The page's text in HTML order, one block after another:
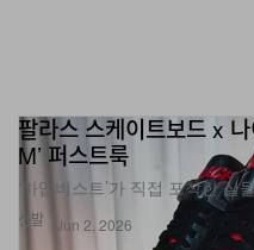
신발
팔라스 스케이트보드 x
M’ 퍼스트룩
‘하입비스트’가 직접 포착한 실
Jun 2, 2026